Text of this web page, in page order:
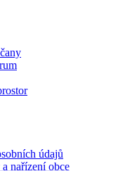
údajů
nařízení obce